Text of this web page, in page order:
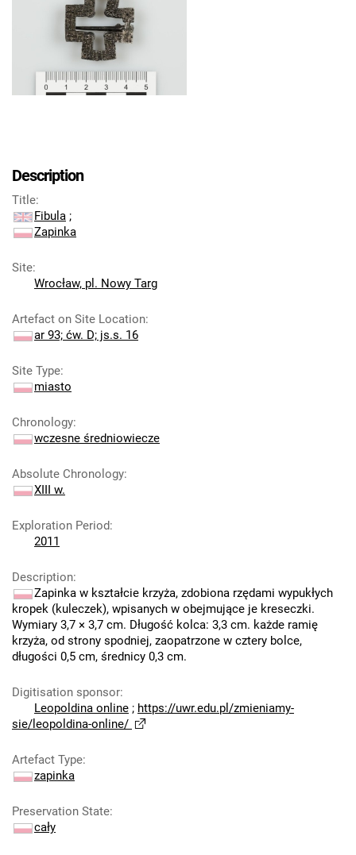
Description
Title:
Fibula ;
Zapinka
Site:
Wrocław, pl. Nowy Targ
Artefact on Site Location:
ar 93; ćw. D; js.s. 16
Site Type:
miasto
Chronology:
wczesne średniowiecze
Absolute Chronology:
XIII w.
Exploration Period:
2011
Description:
Zapinka w kształcie krzyża, zdobiona rzędami wypukłych
kropek (kuleczek), wpisanych w obejmujące je kreseczki.
Wymiary 3,7 × 3,7 cm. Długość kolca: 3,3 cm. każde ramię
krzyża, od strony spodniej, zaopatrzone w cztery bolce,
długości 0,5 cm, średnicy 0,3 cm.
Digitisation sponsor:
Leopoldina online ; https://uwr.edu.pl/zmieniamy-
sie/leopoldina-online/
Artefact Type:
zapinka
Preservation State:
cały